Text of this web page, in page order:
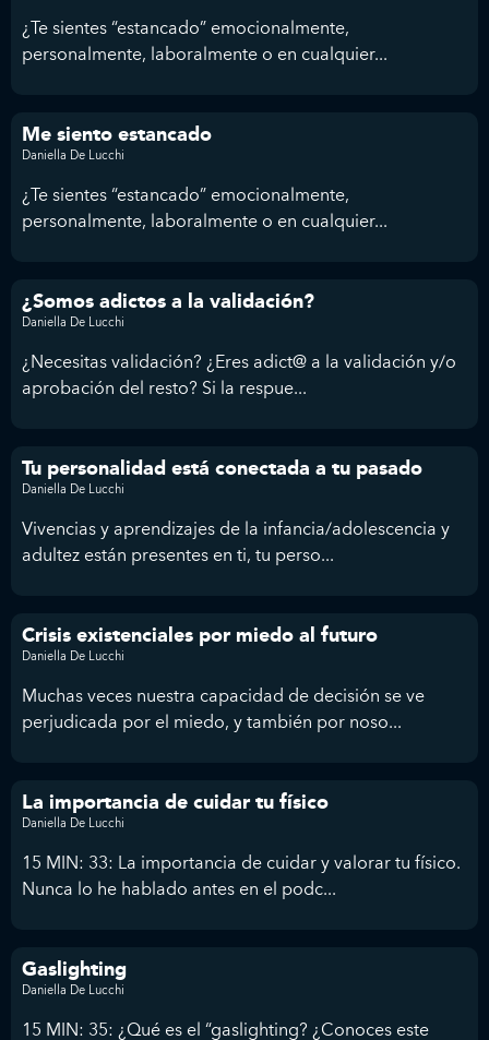
¿Te sientes “estancado” emocionalmente,
personalmente, laboralmente o en cualquier...
Me siento estancado
Daniella De Lucchi
¿Te sientes “estancado” emocionalmente,
personalmente, laboralmente o en cualquier...
¿Somos adictos a la validación?
Daniella De Lucchi
¿Necesitas validación? ¿Eres adict@ a la validación y/o
aprobación del resto? Si la respue...
Tu personalidad está conectada a tu pasado
Daniella De Lucchi
Vivencias y aprendizajes de la infancia/adolescencia y
adultez están presentes en ti, tu perso...
Crisis existenciales por miedo al futuro
Daniella De Lucchi
Muchas veces nuestra capacidad de decisión se ve
perjudicada por el miedo, y también por noso...
La importancia de cuidar tu físico
Daniella De Lucchi
15 MIN: 33: La importancia de cuidar y valorar tu físico.
Nunca lo he hablado antes en el podc...
Gaslighting
Daniella De Lucchi
15 MIN: 35: ¿Qué es el “gaslighting? ¿Conoces este